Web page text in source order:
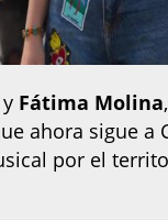
y Fátima Molina
ahora sigue a
por el